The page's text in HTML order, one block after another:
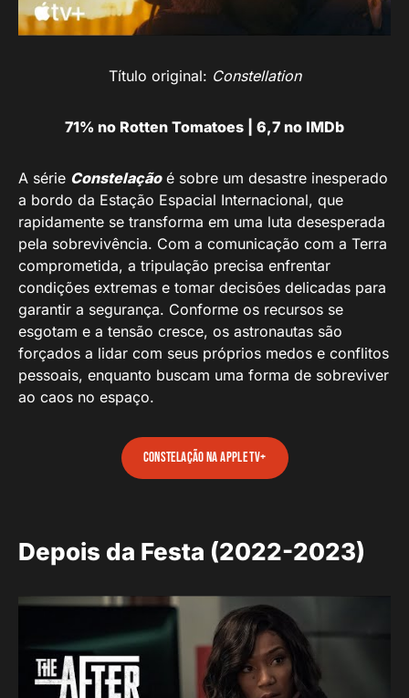
Título original: Constellation
71% no Rotten Tomatoes | 6,7 no IMDb
A série Constelaçãoé sobre um desastre inesperado
a bordo da Estação Espacial Internacional, que
rapidamente se transforma em uma luta desesperada
pela sobrevivência. Com a comunicação com a Terra
comprometida, a tripulação precisa enfrentar
condições extremas e tomar decisões delicadas para
garantir a segurança. Conforme os recursos se
esgotam e a tensão cresce, os astronautas são
forçados a lidar com seus próprios medos e conflitos
pessoais, enquanto buscam uma forma de sobreviver
ao caos no espaço.
Constelação na Apple TV+
Depois da Festa (2022-2023)